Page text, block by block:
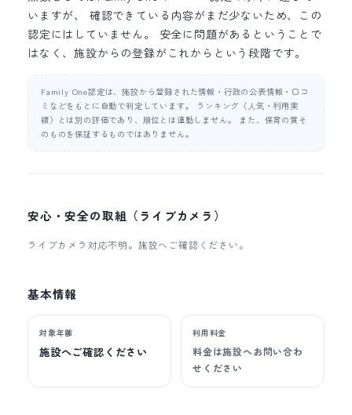
いますが、 確認できている内容がまだ少ないため、この
認定にはしていません。 安全に問題があるということで
はなく、施設からの登録がこれからという段階です。
Family One認定は、施設から登録された情報・行政の公表情報・口コ
ミなどをもとに自動で判定しています。 ランキング（人気・利用実
績）とは別の評価であり、順位とは連動しません。 また、保育の質そ
のものを保証するものではありません。
安心・安全の取組（ライブカメラ）
ライブカメラ対応不明。施設へご確認ください。
基本情報
対象年齢
施設へご確認ください
利用料金
料金は施設へお問い合わ
せください